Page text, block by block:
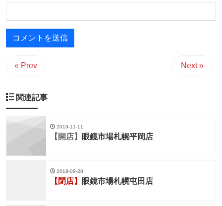
« Prev Next »
関連記事
2019-11-11
【開店】 眼鏡市場札幌平岡店
2018-09-28
【閉店】 眼鏡市場札幌屯田店